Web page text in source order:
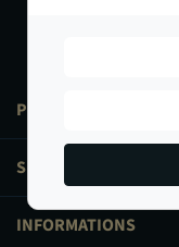
PRODUITS
SERVICES
INFORMATIONS